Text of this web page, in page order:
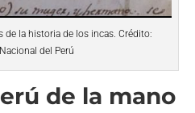
la historia de los incas. Crédito:
del Perú
de la mano